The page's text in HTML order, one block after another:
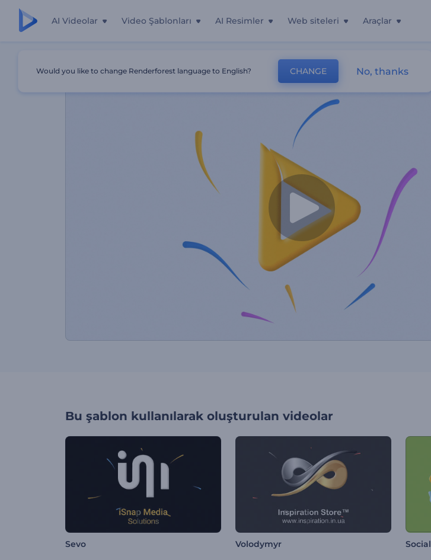
AI Videolar Video Şablonları AI Resimler Web siteleri Araçlar
Bu şablon kullanılarak oluşturulan videolar
Sevo Volodymyr Social
Would you like to change Renderforest language to English? CHANGE No, thanks